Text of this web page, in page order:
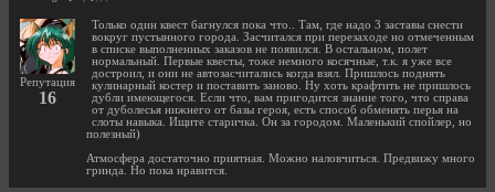
Репутация
16
Только один квест багнулся пока что.. Там, где надо 3 заставы снести
вокруг пустынного города. Засчитался при перезаходе но отмеченным
в списке выполненных заказов не появился. В остальном, полет
нормальный. Первые квесты, тоже немного косячные, т.к. я уже все
достроил, и они не автозасчитались когда взял. Пришлось поднять
кулинарный костер и поставить заново. Ну хоть крафтить не пришлось
дубли имеющегося. Если что, вам пригодится знание того, что справа
от дуболесья нижнего от базы героя, есть способ обменять перья на
слоты навыка. Ищите старичка. Он за городом. Маленький спойлер, но
полезный)
Атмосфера достаточно приятная. Можно наловчиться. Предвижу много
гринда. Но пока нравится.